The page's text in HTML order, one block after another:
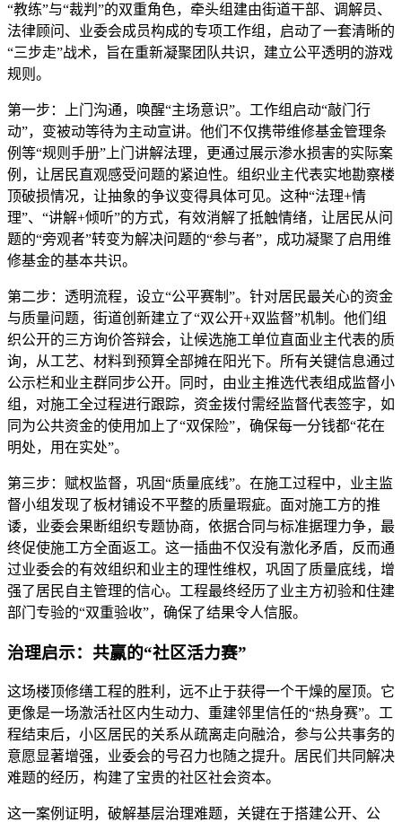
“教练”与“裁判”的双重角色，牵头组建由街道干部、调解员、
法律顾问、业委会成员构成的专项工作组，启动了一套清晰的
“三步走”战术，旨在重新凝聚团队共识，建立公平透明的游戏
规则。
第一步：上门沟通，唤醒“主场意识”。工作组启动“敲门行
动”，变被动等待为主动宣讲。他们不仅携带维修基金管理条
例等“规则手册”上门讲解法理，更通过展示渗水损害的实际案
例，让居民直观感受问题的紧迫性。组织业主代表实地勘察楼
顶破损情况，让抽象的争议变得具体可见。这种“法理+情
理”、“讲解+倾听”的方式，有效消解了抵触情绪，让居民从问
题的“旁观者”转变为解决问题的“参与者”，成功凝聚了启用维
修基金的基本共识。
第二步：透明流程，设立“公平赛制”。针对居民最关心的资金
与质量问题，街道创新建立了“双公开+双监督”机制。他们组
织公开的三方询价答辩会，让候选施工单位直面业主代表的质
询，从工艺、材料到预算全部摊在阳光下。所有关键信息通过
公示栏和业主群同步公开。同时，由业主推选代表组成监督小
组，对施工全过程进行跟踪，资金拨付需经监督代表签字，如
同为公共资金的使用加上了“双保险”，确保每一分钱都“花在
明处，用在实处”。
第三步：赋权监督，巩固“质量底线”。在施工过程中，业主监
督小组发现了板材铺设不平整的质量瑕疵。面对施工方的推
诿，业委会果断组织专题协商，依据合同与标准据理力争，最
终促使施工方全面返工。这一插曲不仅没有激化矛盾，反而通
过业委会的有效组织和业主的理性维权，巩固了质量底线，增
强了居民自主管理的信心。工程最终经历了业主方初验和住建
部门专验的“双重验收”，确保了结果令人信服。
治理启示：共赢的“社区活力赛”
这场楼顶修缮工程的胜利，远不止于获得一个干燥的屋顶。它
更像是一场激活社区内生动力、重建邻里信任的“热身赛”。工
程结束后，小区居民的关系从疏离走向融洽，参与公共事务的
意愿显著增强，业委会的号召力也随之提升。居民们共同解决
难题的经历，构建了宝贵的社区社会资本。
这一案例证明，破解基层治理难题，关键在于搭建公开、公